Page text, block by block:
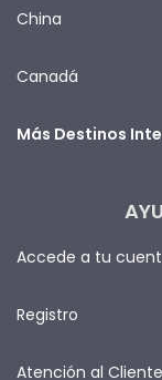
China
Canadá
Más Destinos
Accede a tu
Registro
Atención al Cliente